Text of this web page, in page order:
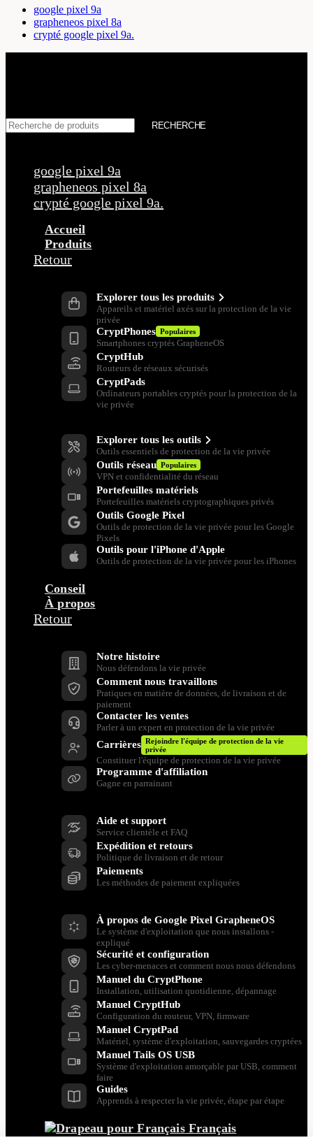
google pixel 9a
grapheneos pixel 8a
crypté google pixel 9a.
RECHERCHE
google pixel 9a
grapheneos pixel 8a
crypté google pixel 9a.
Accueil
Produits
Retour
Explorer tous les produits
Appareils et matériel axés sur la protection de la vie
privée
CryptPhones Populaires
Smartphones cryptés GrapheneOS
CryptHub
Routeurs de réseaux sécurisés
CryptPads
Ordinateurs portables cryptés pour la protection de la
vie privée
Explorer tous les outils
Outils essentiels de protection de la vie privée
Outils réseau Populaires
VPN et confidentialité du réseau
Portefeuilles matériels
Portefeuilles matériels cryptographiques privés
Outils Google Pixel
Outils de protection de la vie privée pour les Google
Pixels
Outils pour l'iPhone d'Apple
Outils de protection de la vie privée pour les iPhones
Conseil
À propos
Retour
Notre histoire
Nous défendons la vie privée
Comment nous travaillons
Pratiques en matière de données, de livraison et de
paiement
Contacter les ventes
Parler à un expert en protection de la vie privée
Carrières Rejoindre l'équipe de protection de la vie
privée
Constituer l'équipe de protection de la vie privée
Programme d'affiliation
Gagne en parrainant
Aide et support
Service clientèle et FAQ
Expédition et retours
Politique de livraison et de retour
Paiements
Les méthodes de paiement expliquées
À propos de Google Pixel GrapheneOS
Le système d'exploitation que nous installons -
expliqué
Sécurité et configuration
Les cyber-menaces et comment nous nous défendons
Manuel du CryptPhone
Installation, utilisation quotidienne, dépannage
Manuel CryptHub
Configuration du routeur, VPN, firmware
Manuel CryptPad
Matériel, système d'exploitation, sauvegardes cryptées
Manuel Tails OS USB
Système d'exploitation amorçable par USB, comment
faire
Guides
Apprends à respecter la vie privée, étape par étape
Français